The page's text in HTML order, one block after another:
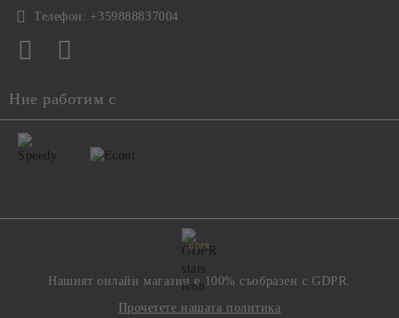
Телефон: +359888837004
Ние работим с
GDPR
Нашият онлайн магазин е 100% съобразен с GDPR.
Прочетете нашата политика